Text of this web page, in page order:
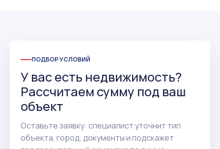
ПОДБОР УСЛОВИЙ
У вас есть недвижимость?
Рассчитаем сумму под ваш
объект
Оставьте заявку: специалист уточнит тип
объекта, город, документы и подскажет